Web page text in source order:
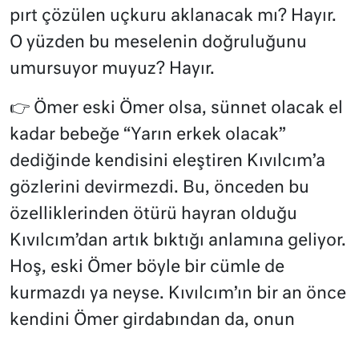
pırt çözülen uçkuru aklanacak mı? Hayır.
O yüzden bu meselenin doğruluğunu
umursuyor muyuz? Hayır.
👉 Ömer eski Ömer olsa, sünnet olacak el
kadar bebeğe “Yarın erkek olacak”
dediğinde kendisini eleştiren Kıvılcım’a
gözlerini devirmezdi. Bu, önceden bu
özelliklerinden ötürü hayran olduğu
Kıvılcım’dan artık bıktığı anlamına geliyor.
Hoş, eski Ömer böyle bir cümle de
kurmazdı ya neyse. Kıvılcım’ın bir an önce
kendini Ömer girdabından da, onun